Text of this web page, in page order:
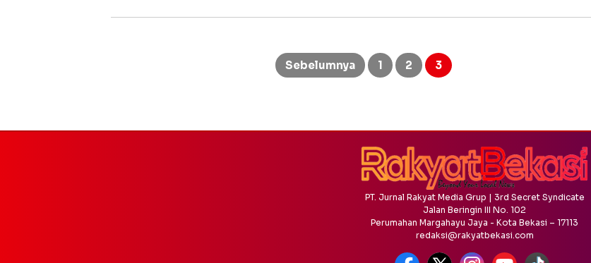
Sebelumnya 1 2 3
PT. Jurnal Rakyat Media Grup | 3rd Secret Syndicate
Jalan Beringin III No. 102
Perumahan Margahayu Jaya - Kota Bekasi – 17113
redaksi@rakyatbekasi.com